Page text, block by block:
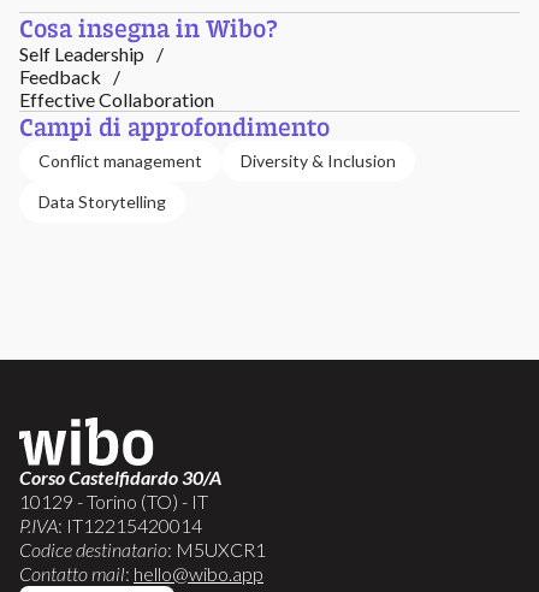
Cosa insegna in Wibo?
Self Leadership
Feedback
Effective Collaboration
Campi di approfondimento
Conflict management
Diversity & Inclusion
Data Storytelling
Corso Castelfidardo 30/A
10129 - Torino (TO) - IT
P.IVA: IT12215420014
Codice destinatario: M5UXCR1
Contatto mail: hello@wibo.app